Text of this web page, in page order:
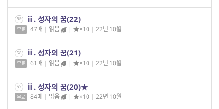
59 ⅱ. 성자의 꿈(22)
무료 47매 | 읽음 | ×10 | 22년 10월
58 ⅱ. 성자의 꿈(21)
무료 61매 | 읽음 | ×10 | 22년 10월
57 ⅱ. 성자의 꿈(20)★
무료 84매 | 읽음 | ×10 | 22년 10월